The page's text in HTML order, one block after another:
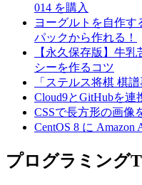
014 を購入
ヨーグルトを自作す
パックから作れる！
【永久保存版】牛
シーを作るコツ
「ステルス将棋 棋
Cloud9とGitHubを連
CSSで長方形の画像
CentOS 8 に
プログラミング